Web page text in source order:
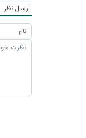
ارسال نظر